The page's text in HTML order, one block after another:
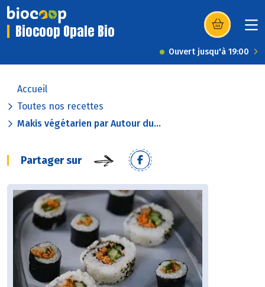
Biocoop Opale Bio (s’ouvre dans
Ouvert jusqu'à 19:00
Accueil
Toutes nos recettes
Makis végétarien par Autour du...
Partager sur